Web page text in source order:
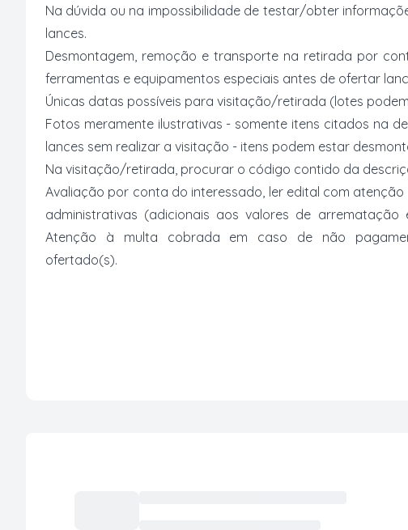
Na dúvida ou na impossibilidade de testar/obter
lances.
Desmontagem, remoção e transporte na retirada por
ferramentas e equipamentos especiais antes de ofertar
Únicas datas possíveis para visitação/retirada (lotes
Fotos meramente ilustrativas - somente itens citados na
lances sem realizar a visitação - itens podem estar
Na visitação/retirada, procurar o código contido da
Avaliação por conta do interessado, ler edital com
administrativas (adicionais aos valores de
Atenção à multa cobrada em caso de não
ofertado(s).